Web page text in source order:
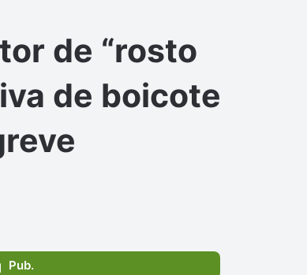
de “rosto
de boicote
Pub.